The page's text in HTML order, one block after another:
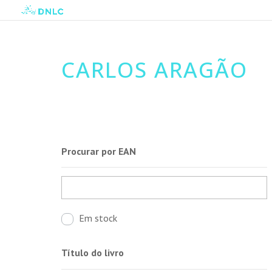
CARLOS ARAGÃO
Procurar por EAN
Em stock
Título do livro